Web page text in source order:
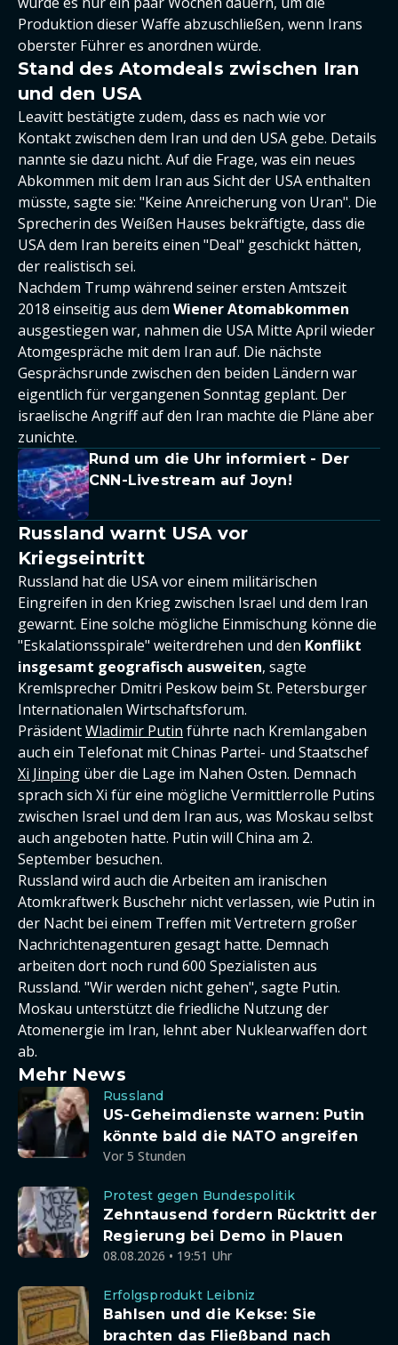
Produktion dieser Waffe abzuschließen, wenn Irans
oberster Führer es anordnen würde.
Stand des Atomdeals zwischen Iran
und den USA
Leavitt bestätigte zudem, dass es nach wie vor
Kontakt zwischen dem Iran und den USA gebe. Details
nannte sie dazu nicht. Auf die Frage, was ein neues
Abkommen mit dem Iran aus Sicht der USA enthalten
müsste, sagte sie: "Keine Anreicherung von Uran". Die
Sprecherin des Weißen Hauses bekräftigte, dass die
USA dem Iran bereits einen "Deal" geschickt hätten,
der realistisch sei.
Nachdem Trump während seiner ersten Amtszeit
2018 einseitig aus dem Wiener Atomabkommen
ausgestiegen war, nahmen die USA Mitte April wieder
Atomgespräche mit dem Iran auf. Die nächste
Gesprächsrunde zwischen den beiden Ländern war
eigentlich für vergangenen Sonntag geplant. Der
israelische Angriff auf den Iran machte die Pläne aber
zunichte.
Rund um die Uhr informiert - Der
CNN-Livestream auf Joyn!
Russland warnt USA vor
Kriegseintritt
Russland hat die USA vor einem militärischen
Eingreifen in den Krieg zwischen Israel und dem Iran
gewarnt. Eine solche mögliche Einmischung könne die
"Eskalationsspirale" weiterdrehen und den Konflikt
insgesamt geografisch ausweiten, sagte
Kremlsprecher Dmitri Peskow beim St. Petersburger
Internationalen Wirtschaftsforum.
PräsidentWladimir Putin führte nach Kremlangaben
auch ein Telefonat mit Chinas Partei- und Staatschef
Xi Jinping über die Lage im Nahen Osten. Demnach
sprach sich Xi für eine mögliche Vermittlerrolle Putins
zwischen Israel und dem Iran aus, was Moskau selbst
auch angeboten hatte. Putin will China am 2.
September besuchen.
Russland wird auch die Arbeiten am iranischen
Atomkraftwerk Buschehr nicht verlassen, wie Putin in
der Nacht bei einem Treffen mit Vertretern großer
Nachrichtenagenturen gesagt hatte. Demnach
arbeiten dort noch rund 600 Spezialisten aus
Russland. "Wir werden nicht gehen", sagte Putin.
Moskau unterstützt die friedliche Nutzung der
Atomenergie im Iran, lehnt aber Nuklearwaffen dort
ab.
Mehr News
Russland
US-Geheimdienste warnen: Putin
könnte bald die NATO angreifen
Vor 5 Stunden
Protest gegen Bundespolitik
Zehntausend fordern Rücktritt der
Regierung bei Demo in Plauen
08.08.2026 • 19:51 Uhr
Erfolgsprodukt Leibniz
Bahlsen und die Kekse: Sie
brachten das Fließband nach